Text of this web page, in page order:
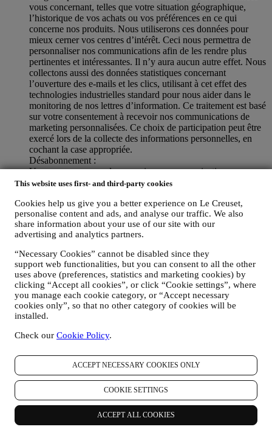
This website uses first- and third-party cookies
Cookies help us give you a better experience on Le Creuset,
personalise content and ads, and analyse our traffic. We also
share information about your use of our site with our
advertising and analytics partners.
“Necessary Cookies” cannot be disabled since they
support web functionalities, but you can consent to all the other
uses above (preferences, statistics and marketing cookies) by
clicking “Accept all cookies”, or click “Cookie settings”, where
you manage each cookie category, or “Accept necessary
cookies only”, so that no other category of cookies will be
installed.
Check our Cookie Policy.
ACCEPT NECESSARY COOKIES ONLY
COOKIE SETTINGS
ACCEPT ALL COOKIES
vous concernant, telles que votre situation géographique,
l’historique de vos achats ou vos préférences en ce qui
concerne nos produits. Nous utiliserons ces données pour
mieux cerner vos centres d’intérêt. Ceci nous permettra de
personnaliser nos communications afin de les rendre plus
pertinentes et intéressantes. Il n’y aura aucun autre effet. Nous
collectons aussi des données statistiques concernant
l’ouverture des e-mails et les clics, utilisant à cet effet des
technologies industrielles standard pour nous aider dans le
monitoring de nos lettres d’information. Ce traitement est basé
sur votre consentement à recevoir nos communications de
marketing personnalisées. Ce choix de participation peut être
exercé lors de la collecte des informations personnelles, en
cochant la case appropriée.
Désabonnement :
Vous pouvez cesser de recevoir nos communications
marketing à tout moment, gratuitement, en utilisant les
exemple, pour vous désinscrire de la newsletter, vous pouvez
cliquer sur le lien de désinscription figurant au bas de chaque
e-mail). En tout état de cause, si vous souhaitez mettre fin à
l'une de nos activités marketing, veuillez nous envoyer un
Votre désinscription sera traitée dans les meilleurs délais, mais
dans certaines circonstances, il se peut que vous receviez
quelques communications supplémentaires jusqu'à ce que
votre désinscription soit complètement traitée.Veuillez garder
à l’esprit que nous ne transmettons pas et ne vendons pas vos
coordonnées et autres données personnelles à d’autres sociétés
POUR LE RECIBLAGE / LA PERSONNALISATION DE
DU CLIENT.
Nous souhaitons utiliser vos données pour adapter nos
services et nos offres à vos besoins et préférences en vue de
vous proposer une expérience Le Creuset personnalisée. Nous
faisons cela en analysant par exemple vos habitudes ou vos
centres d’intérêt, en relation avec les produits les plus
consultés, votre interaction avec nous sur les réseaux sociaux,